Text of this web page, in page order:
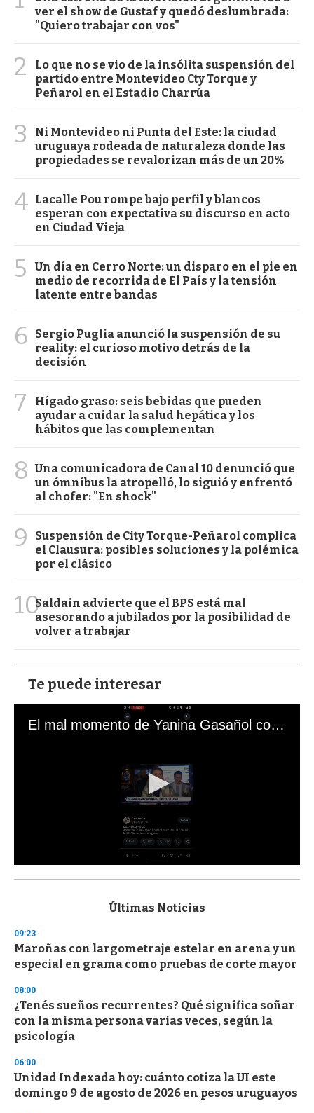
ver el show de Gustaf y quedó deslumbrada:
"Quiero trabajar con vos"
2
Lo que no se vio de la insólita suspensión del
partido entre Montevideo Cty Torque y
Peñarol en el Estadio Charrúa
3
Ni Montevideo ni Punta del Este: la ciudad
uruguaya rodeada de naturaleza donde las
propiedades se revalorizan más de un 20%
4 Lacalle Pou rompe bajo perfil y blancos
esperan con expectativa su discurso en acto
en Ciudad Vieja
5
Un día en Cerro Norte: un disparo en el pie en
medio de recorrida de El País y la tensión
latente entre bandas
6
Sergio Puglia anunció la suspensión de su
reality: el curioso motivo detrás de la
decisión
7
Hígado graso: seis bebidas que pueden
ayudar a cuidar la salud hepática y los
hábitos que las complementan
8 Una comunicadora de Canal 10 denunció que
un ómnibus la atropelló, lo siguió y enfrentó
al chofer: "En shock"
9
Suspensión de City Torque-Peñarol complica
el Clausura: posibles soluciones y la polémica
por el clásico
10Saldain advierte que el BPS está mal
asesorando a jubilados por la posibilidad de
volver a trabajar
Te puede interesar
El mal momento de Yanina Gasañol con un hincha argentino en "Subrayado"
s
d
s
o
f
3
s
e
c
o
d
s
Últimas Noticias
09:23
Maroñas con largometraje estelar en arena y un
especial en grama como pruebas de corte mayor
08:00
¿Tenés sueños recurrentes? Qué significa soñar
con la misma persona varias veces, según la
psicología
06:00
Unidad Indexada hoy: cuánto cotiza la UI este
domingo 9 de agosto de 2026 en pesos uruguayos